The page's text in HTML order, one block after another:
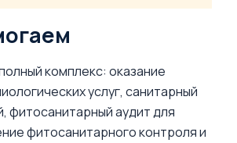
комплекс: оказание
услуг, санитарный
фитосанитарный аудит для
фитосанитарного контроля и